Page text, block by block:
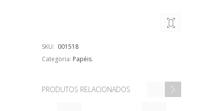
SKU: 001518
Categoria: Papéis.
PRODUTOS RELACIONADOS